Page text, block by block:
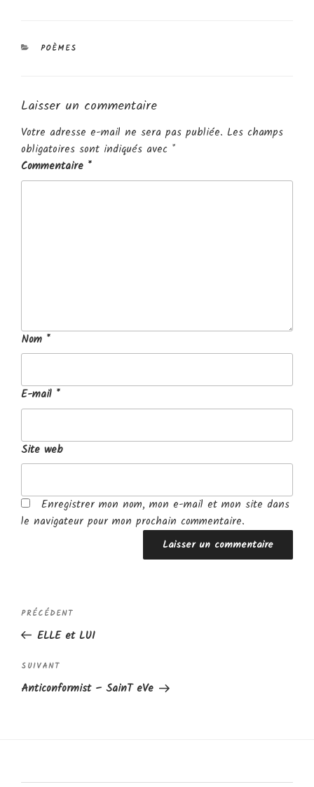
CATÉGORIES
POÈMES
Laisser un commentaire
Votre adresse e-mail ne sera pas publiée. Les champs
obligatoires sont indiqués avec *
Commentaire *
Nom *
E-mail *
Site web
Enregistrer mon nom, mon e-mail et mon site dans
le navigateur pour mon prochain commentaire.
Navigation
de
l’article
Article
précédent
PRÉCÉDENT
ELLE et LUI
Article
suivant
SUIVANT
Anticonformist – SainT eVe